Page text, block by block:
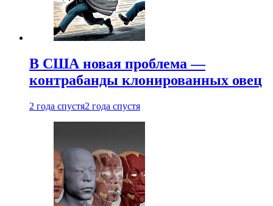
В США новая проблема —
контрабанды клонированных овец
2 года спустя2 года спустя